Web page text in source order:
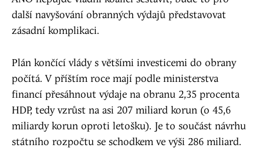
další navyšování obranných výdajů představovat
zásadní komplikaci.
Plán končící vlády s většími investicemi do obrany
počítá. V příštím roce mají podle ministerstva
financí přesáhnout výdaje na obranu 2,35 procenta
HDP, tedy vzrůst na asi 207 miliard korun (o 45,6
miliardy korun oproti letošku). Je to součást návrhu
státního rozpočtu se schodkem ve výši 286 miliard.